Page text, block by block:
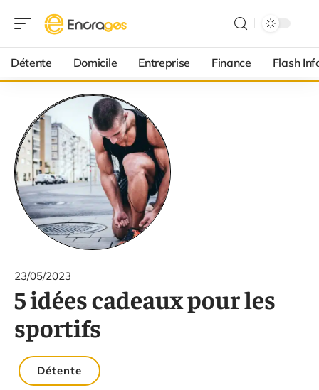
Détente Domicile Entreprise Finance Flash
23/05/2023
5 idées cadeaux pour les
sportifs
Détente